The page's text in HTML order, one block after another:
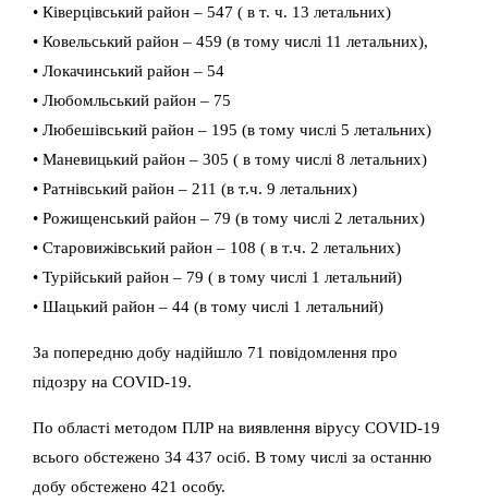
• Ківерцівський район – 547 ( в т. ч. 13 летальних)
• Ковельський район – 459 (в тому числі 11 летальних),
• Локачинський район – 54
• Любомльський район – 75
• Любешівський район – 195 (в тому числі 5 летальних)
• Маневицький район – 305 ( в тому числі 8 летальних)
• Ратнівський район – 211 (в т.ч. 9 летальних)
• Рожищенський район – 79 (в тому числі 2 летальних)
• Старовижівський район – 108 ( в т.ч. 2 летальних)
• Турійський район – 79 ( в тому числі 1 летальний)
• Шацький район – 44 (в тому числі 1 летальний)
За попередню добу надійшло 71 повідомлення про
підозру на COVID-19.
По області методом ПЛР на виявлення вірусу COVID-19
всього обстежено 34 437 осіб. В тому числі за останню
добу обстежено 421 особу.